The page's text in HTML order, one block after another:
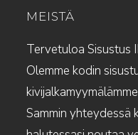
MEISTÄ
Tervetuloa Sisustus
Olemme kodin
Sammin yhteydessä